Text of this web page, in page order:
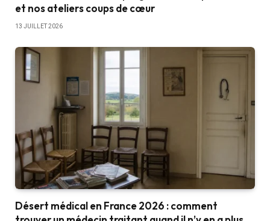
et nos ateliers coups de cœur
13 JUILLET 2026
Désert médical en France 2026 : comment